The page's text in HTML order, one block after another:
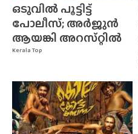
Kerala Top
ഒടുവിൽ പൂട്ടിട്ട്
പോലീസ്; അർജുൻ
ആയങ്കി അറസ്‌റ്റിൽ